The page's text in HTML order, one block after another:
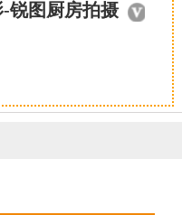
作品已成功备案！
作品已成功备案！
锐图厨房拍摄